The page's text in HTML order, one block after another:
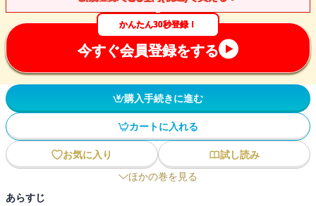
かんたん30秒登録！
今すぐ会員登録をする
購入手続きに進む
カートに入れる
お気に入り
試し読み
ほかの巻を見る
あらすじ